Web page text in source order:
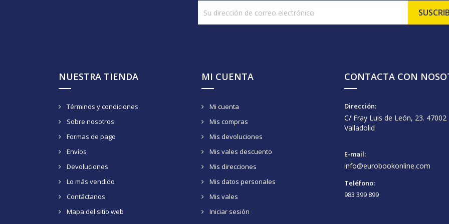
NUESTRA TIENDA
Términos y condiciones
Sobre nosotros
Formas de pago
Envíos
Devoluciones
Lo más vendido
Contáctanos
Mapa del sitio web
MI CUENTA
Mi cuenta
Mis compras
Mis devoluciones
Mis vales descuento
Mis direcciones
Mis datos personales
Mis vales
Iniciar sesión
CONTACTA CON
Dirección:
C/ Fray Luis de León, 23. 47002
Valladolid
E-mail:
info@eurobookonline.com
Teléfono:
983 399 899